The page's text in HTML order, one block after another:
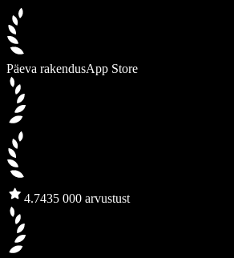
Päeva rakendusApp Store
4.7435 000 arvustust